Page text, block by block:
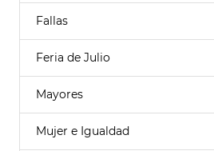
Fallas
Feria de Julio
Mayores
Mujer e Igualdad